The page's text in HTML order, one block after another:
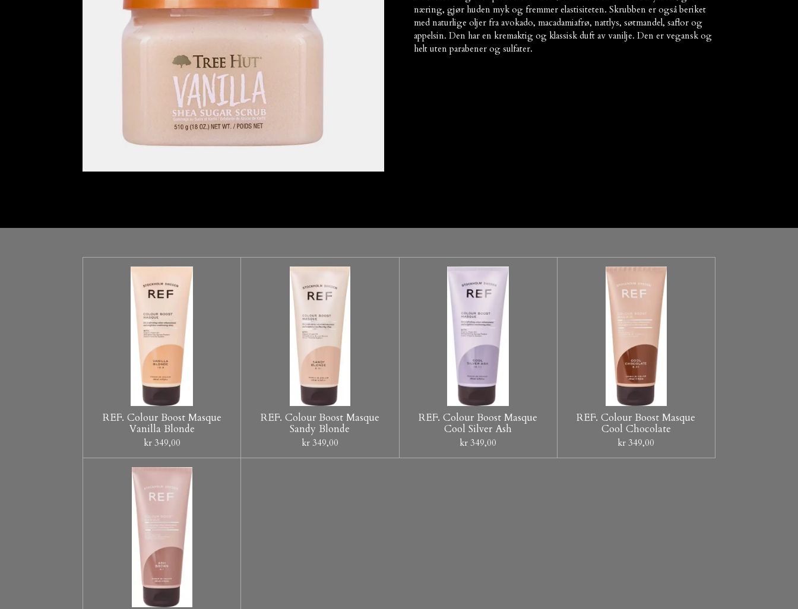
næring, gjør huden myk og fremmer elastisiteten. Skrubben er også beriket
med naturlige oljer fra avokado, macadamiafrø, nattlys, søtmandel, saflor og
appelsin. Den har en kremaktig og klassisk duft av vanilje. Den er vegansk og
helt uten parabener og sulfater.
REF. Colour Boost Masque
Vanilla Blonde
kr 349,00
REF. Colour Boost Masque
Sandy Blonde
kr 349,00
REF. Colour Boost Masque
Cool Silver Ash
kr 349,00
REF. Colour Boost Masque
Cool Chocolate
kr 349,00